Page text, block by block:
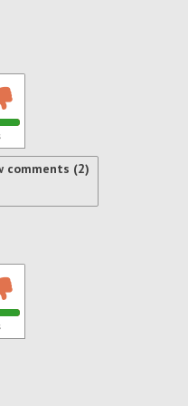
comments (2)